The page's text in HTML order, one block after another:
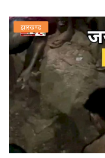
झारखण्ड